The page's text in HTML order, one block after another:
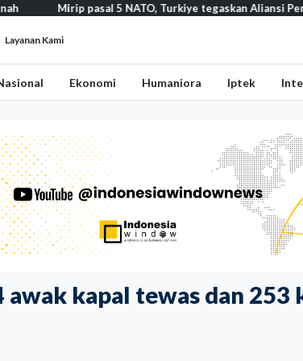
kapal tewas dan 253
Mirip pasal 5 NATO, Turkiye tegaskan Aliansi Pertahanan
Layanan Kami
Ekonomi Humaniora Iptek